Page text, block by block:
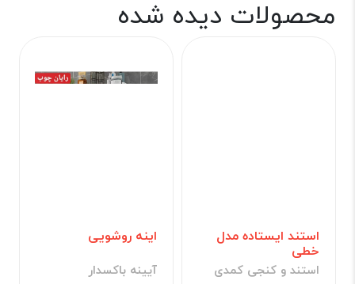
محصولات دیده شده
استند ایستاده مدل
خطی
استند و کنجی کمدی
اینه روشویی
آیینه باکسدار